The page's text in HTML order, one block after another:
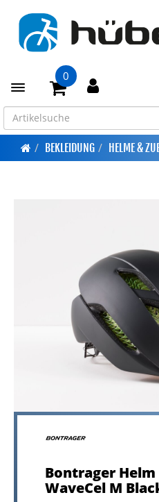
Toggle navigation
0
BEKLEIDUNG HELME &
Bontrager
WaveCel M